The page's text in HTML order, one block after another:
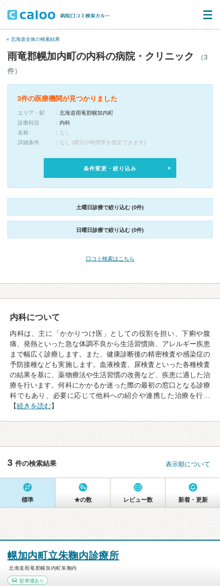
« 北海道全体の検索結果
雨竜郡幌加内町の内科の病院・クリニック
（3
件）
3件の医療機関が見つかりました
エリア・駅
北海道雨竜郡幌加内町
診療科目
内科
名称
なし
詳細条件
なし (曜日や時間帯を指定できます)
条件変更・絞り込み
土曜日診療で絞り込む (0件)
日曜日診療で絞り込む (0件)
口コミ検索はこちら
内科について
内科は、主に「かかりつけ医」としての役割を担い、下痢や腹
痛、発熱といった急な体調不良から生活習慣病、アレルギー疾患
まで幅広く診療します。また、健康診断後の精密検査や感染症の
予防接種なども実施します。血液検査、尿検査といった各種検査
の結果を基に、薬物療法や生活習慣の改善など、疾患に適した治
療を行います。何科にかかるか迷った際の最初の窓口となる診療
科でもあり、必要に応じて他科への紹介や連携した治療を行…
【続きを読む】
3 件の検索結果 表示順について
標準 ★の数 レビュー数 新着・更新
幌加内町立朱鞠内診療所
北海道雨竜郡幌加内町朱鞠内
駐車場あり